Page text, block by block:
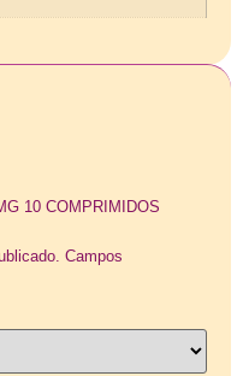
10 COMPRIMIDOS
Campos